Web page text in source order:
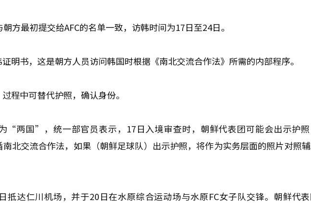
方最初提交给AFC的名单一致，访韩时间为17日至24日。
明书，这是朝方人员访问韩国时根据《南北交流合作法》所需的内部程序。
程中可替代护照，确认身份。
“两国”，统一部官员表示，17日入境审查时，朝鲜代表团可能会出示护
北交流合作法，如果（朝鲜足球队）出示护照，将作为实务层面的照片对照
抵达仁川机场，并于20日在水原综合运动场与水原FC女子队交锋。朝鲜代